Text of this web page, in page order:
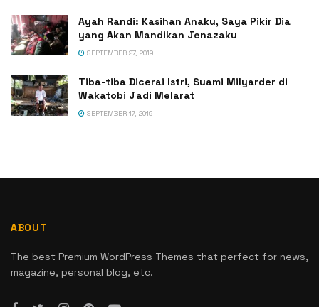
Ayah Randi: Kasihan Anaku, Saya Pikir Dia
yang Akan Mandikan Jenazaku
SEPTEMBER 27, 2019
Tiba-tiba Dicerai Istri, Suami Milyarder di
Wakatobi Jadi Melarat
SEPTEMBER 17, 2019
ABOUT
The best Premium WordPress Themes that perfect for news,
magazine, personal blog, etc.